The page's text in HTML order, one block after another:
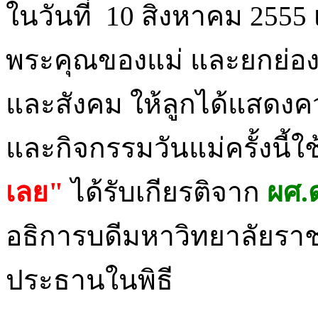
ในวันที่ 10 สิงหาคม 2555
พระคุณของแม่ และยกย่อ
และสังคม ให้ลูกได้แสดง
และกิจกรรมวันแม่ครั้งนี้ใ
เลย" ได้รับเกียรติจาก ผศ.
อธิการบดีมหาวิทยาลัยรา
ประธานในพิธี